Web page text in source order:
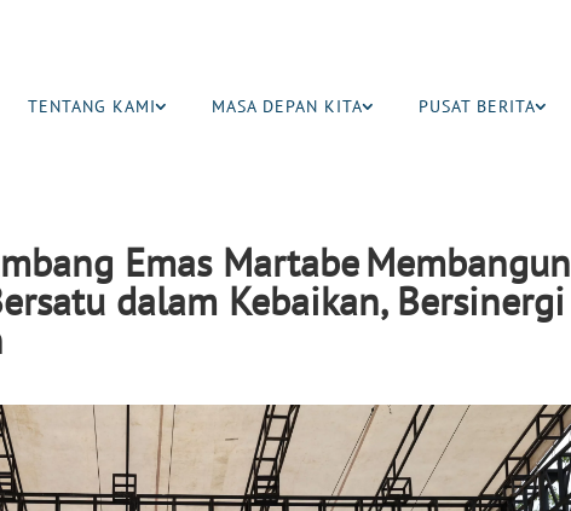
TENTANG KAMI MASA DEPAN KITA PUSAT BERITA
Emas Martabe Membangun
dalam Kebaikan, Bersinergi